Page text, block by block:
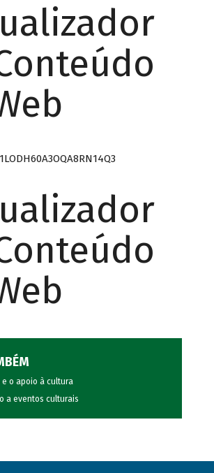
e o apoio à cultura
a eventos culturais